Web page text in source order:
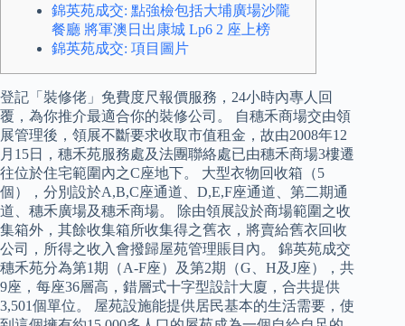
錦英苑成交: 點強檢包括大埔廣場沙隴
餐廳 將軍澳日出康城 Lp6 2 座上榜
錦英苑成交: 項目圖片
登記「裝修佬」免費度尺報價服務，24小時內專人回
覆，為你推介最適合你的裝修公司。 自穗禾商場交由領
展管理後，領展不斷要求收取市值租金，故由2008年12
月15日，穗禾苑服務處及法團聯絡處已由穗禾商場3樓遷
往位於住宅範圍內之C座地下。 大型衣物回收箱（5
個），分別設於A,B,C座通道、D,E,F座通道、第二期通
道、穗禾廣場及穗禾商場。 除由領展設於商場範圍之收
集箱外，其餘收集箱所收集得之舊衣，將賣給舊衣回收
公司，所得之收入會撥歸屋苑管理賬目內。 錦英苑成交
穗禾苑分為第1期（A-F座）及第2期（G、H及J座），共
9座，每座36層高，錯層式十字型設計大廈，合共提供
3,501個單位。 屋苑設施能提供居民基本的生活需要，使